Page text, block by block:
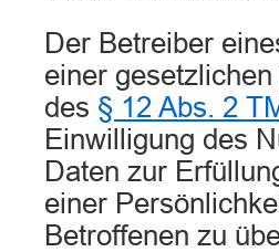
Der Betreiber
einer
des § 12 Abs. 2
Einwilligung des
Daten zur
einer
Betroffenen zu